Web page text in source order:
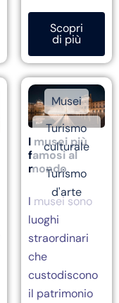
Scopri
di più
Musei
Turismo
culturale
Turismo
d'arte
I musei più
famosi al
mondo
I musei sono
luoghi
straordinari
che
custodiscono
il patrimonio